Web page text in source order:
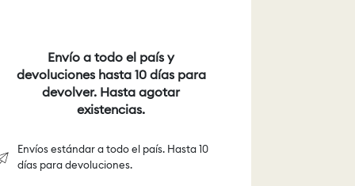
Envío a todo el país y
devoluciones hasta 10 días para
devolver. Hasta agotar
existencias.
Envíos estándar a todo el país. Hasta 10
días para devoluciones.